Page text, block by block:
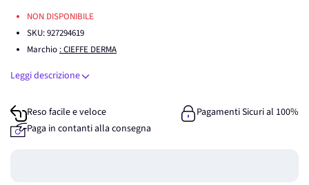
NON DISPONIBILE
SKU:927294619
Marchio : CIEFFE DERMA
Leggi descrizione
Reso facile e veloce
Pagamenti Sicuri al 100%
Paga in contanti alla consegna